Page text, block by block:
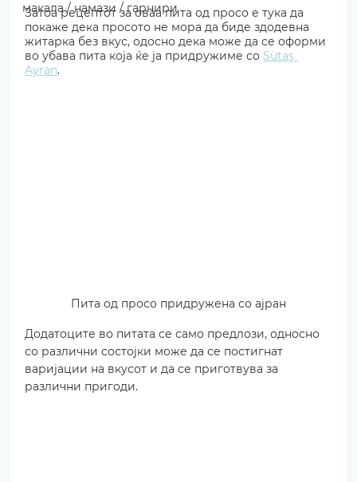
макала / намази / гарнири
Затоа рецептот за оваа пита од просо е тука да
покаже дека просото не мора да биде здодевна
житарка без вкус, одосно дека може да се оформи
во убава пита која ќе ја придружиме со Sütaş
Ayran.
Пита од просо придружена со ајран
Додатоците во питата се само предлози, односно
со различни состојки може да се постигнат
варијации на вкусот и да се приготвува за
различни пригоди.